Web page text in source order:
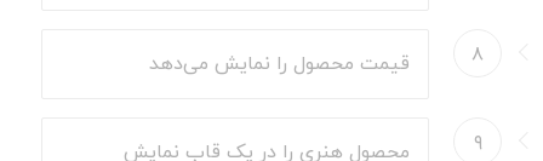
۸ قیمت محصول را نمایش می‌دهد
۹
محصول هنری را در یک قاب نمایش